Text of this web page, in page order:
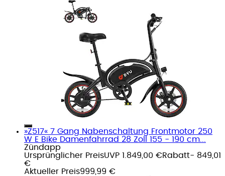
»Z517« 7 Gang Nabenschaltung Frontmotor 250
W E Bike Damenfahrrad 28 Zoll 155 - 190 cm...
Zündapp
Ursprünglicher PreisUVP 1.849,00 €Rabatt- 849,01
€
Aktueller Preis999,99 €